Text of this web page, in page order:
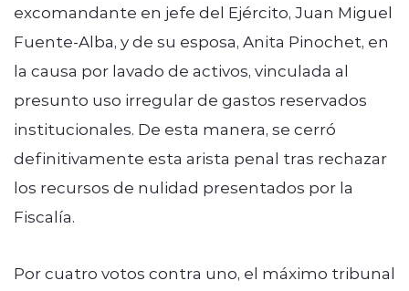
excomandante en jefe del Ejército, Juan Miguel
Fuente-Alba, y de su esposa, Anita Pinochet, en
la causa por lavado de activos, vinculada al
presunto uso irregular de gastos reservados
institucionales. De esta manera, se cerró
definitivamente esta arista penal tras rechazar
los recursos de nulidad presentados por la
Fiscalía.
Por cuatro votos contra uno, el máximo tribunal